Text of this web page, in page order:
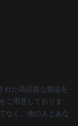
れた高品質な製品を
ご用意しておりま
なく、他の人とあな